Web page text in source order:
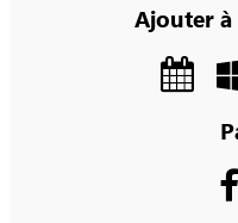
Ajouter